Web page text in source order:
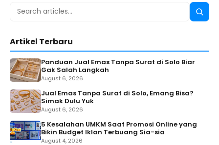
Search
Search
Artikel Terbaru
Panduan Jual Emas Tanpa Surat di Solo Biar
Gak Salah Langkah
August 6, 2026
Jual Emas Tanpa Surat di Solo, Emang Bisa?
Simak Dulu Yuk
August 6, 2026
5 Kesalahan UMKM Saat Promosi Online yang
Bikin Budget Iklan Terbuang Sia-sia
August 4, 2026